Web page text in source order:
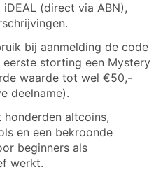
iDEAL (direct via ABN),
bij aanmelding de code
eerste storting een Mystery
waarde tot wel €50,-
deelname).
altcoins,
en een bekroonde
beginners als
werkt.